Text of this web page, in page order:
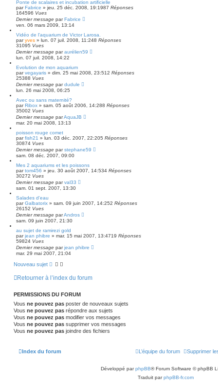
Ponte de scalaires et incubation artificielle
parFabrice » jeu. 25 déc. 2008, 19:1987 Réponses
164596 Vues
Dernier message parFabrice
ven. 06 mars 2009, 13:14
Vidéo de l'aquarium de Victor Larosa.
paryves » lun. 07 juil. 2008, 11:248 Réponses
31095 Vues
Dernier message paraurélien59
lun. 07 juil. 2008, 14:22
Evolution de mon aquarium
parvegayaris » dim. 25 mai 2008, 23:512 Réponses
25388 Vues
Dernier message pardudule
lun. 26 mai 2008, 06:25
Avec ou sans maternité?
parRibox » sam. 05 août 2006, 14:288 Réponses
35002 Vues
Dernier message parAquaJB
mar. 20 mai 2008, 13:13
poisson rouge comet
parfish21 » lun. 03 déc. 2007, 22:205 Réponses
30874 Vues
Dernier message parstephane59
sam. 08 déc. 2007, 09:00
Mes 2 aquariums et les poissons
partom456 » jeu. 30 août 2007, 14:534 Réponses
30272 Vues
Dernier message parval33
sam. 01 sept. 2007, 13:30
Salades d'eau
parGalbatorix » sam. 09 juin 2007, 14:252 Réponses
26152 Vues
Dernier message parAndros
sam. 09 juin 2007, 21:30
au sujet de ramirezi gold
parjean phibre » mar. 15 mai 2007, 13:4719 Réponses
59824 Vues
Dernier message parjean phibre
mar. 29 mai 2007, 21:04
Nouveau sujet
Retourner à l’index du forum
PERMISSIONS DU FORUM
Vous ne pouvez pas poster de nouveaux sujets
Vous ne pouvez pas répondre aux sujets
Vous ne pouvez pas modifier vos messages
Vous ne pouvez pas supprimer vos messages
Vous ne pouvez pas joindre des fichiers
Index du forum Supprimer
L’équipe du forum
Développé parphpBB® Forum Software © phpBB
Traduit parphpBB-fr.com